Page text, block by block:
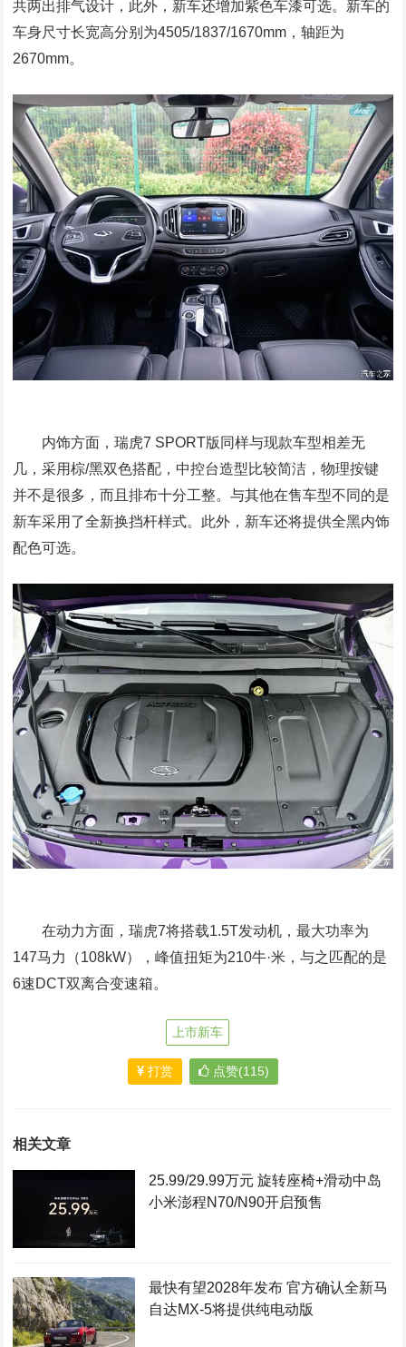
共两出排气设计，此外，新车还增加紫色车漆可选。新车的
车身尺寸长宽高分别为4505/1837/1670mm，轴距为
2670mm。
内饰方面，瑞虎7 SPORT版同样与现款车型相差无
几，采用棕/黑双色搭配，中控台造型比较简洁，物理按键
并不是很多，而且排布十分工整。与其他在售车型不同的是
新车采用了全新换挡杆样式。此外，新车还将提供全黑内饰
配色可选。
在动力方面，瑞虎7将搭载1.5T发动机，最大功率为
147马力（108kW），峰值扭矩为210牛·米，与之匹配的是
6速DCT双离合变速箱。
上市新车
打赏 点赞(115)
相关文章
25.99/29.99万元 旋转座椅+滑动中岛
小米澎程N70/N90开启预售
最快有望2028年发布 官方确认全新马
自达MX-5将提供纯电动版